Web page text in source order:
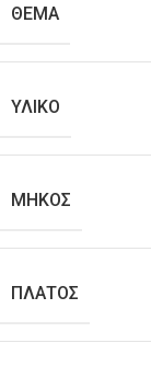
ΘΕΜΑ
ΥΛΙΚΟ
ΜΗΚΟΣ
ΠΛΑΤΟΣ